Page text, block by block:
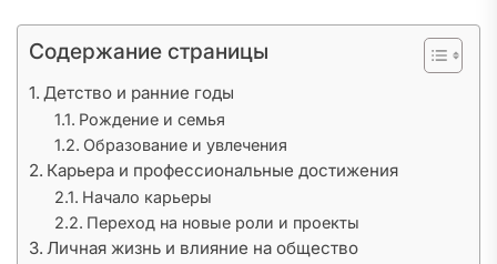
Содержание страницы
Детство и ранние годы
Рождение и семья
Образование и увлечения
Карьера и профессиональные достижения
Начало карьеры
Переход на новые роли и проекты
Личная жизнь и влияние на общество